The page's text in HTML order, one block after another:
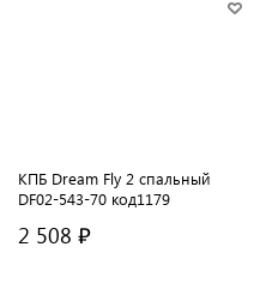
КПБ Dream Fly 2 спальный
DF02-543-70 код1179
2 508 ₽